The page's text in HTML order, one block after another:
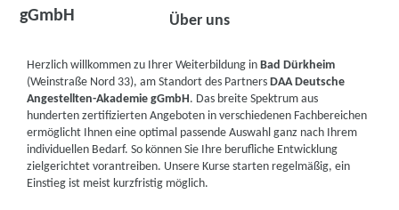
gGmbH
Über uns
Herzlich willkommen zu Ihrer Weiterbildung inBad Dürkheim
(Weinstraße Nord 33), am Standort des PartnersDAA Deutsche
Angestellten-Akademie gGmbH. Das breite Spektrum aus
hunderten zertifizierten Angeboten in verschiedenen Fachbereichen
ermöglicht Ihnen eine optimal passende Auswahl ganz nach Ihrem
individuellen Bedarf. So können Sie Ihre berufliche Entwicklung
zielgerichtet vorantreiben. Unsere Kurse starten regelmäßig, ein
Einstieg ist meist kurzfristig möglich.